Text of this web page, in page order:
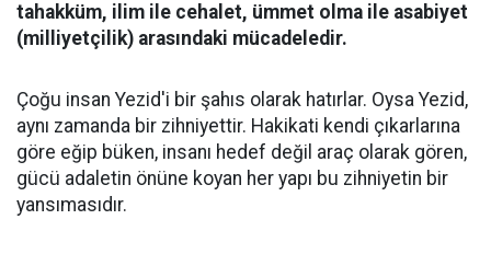
tahakküm, ilim ile cehalet, ümmet olma ile asabiyet
(milliyetçilik) arasındaki mücadeledir.
Çoğu insan Yezid'i bir şahıs olarak hatırlar. Oysa Yezid,
aynı zamanda bir zihniyettir. Hakikati kendi çıkarlarına
göre eğip büken, insanı hedef değil araç olarak gören,
gücü adaletin önüne koyan her yapı bu zihniyetin bir
yansımasıdır.